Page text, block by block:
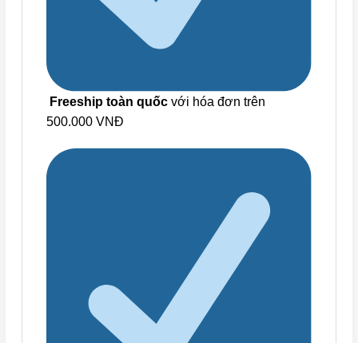
Freeship toàn quốc với hóa đơn trên
500.000 VNĐ